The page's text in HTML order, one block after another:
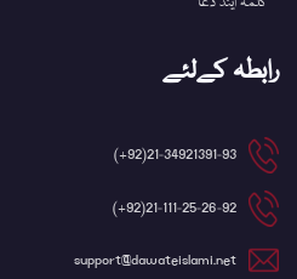
رابطہ کےلئے
21-34921391-93(92+)
21-111-25-26-92(92+)
support@dawateislami.net